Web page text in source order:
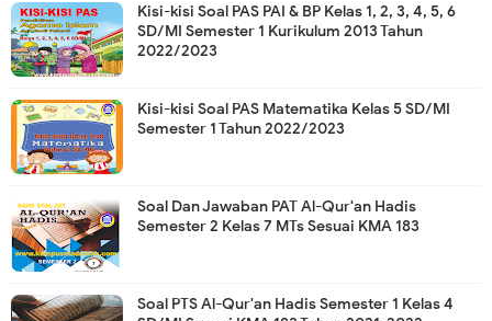
Kisi-kisi Soal PAS PAI & BP Kelas 1, 2, 3, 4, 5, 6
SD/MI Semester 1 Kurikulum 2013 Tahun
2022/2023
Kisi-kisi Soal PAS Matematika Kelas 5 SD/MI
Semester 1 Tahun 2022/2023
Soal Dan Jawaban PAT Al-Qur'an Hadis
Semester 2 Kelas 7 MTs Sesuai KMA 183
Soal PTS Al-Qur'an Hadis Semester 1 Kelas 4